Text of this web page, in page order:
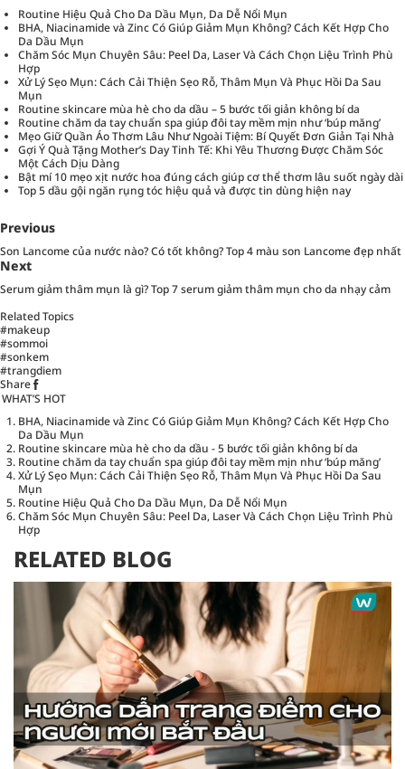
Routine Hiệu Quả Cho Da Dầu Mụn, Da Dễ Nổi Mụn
BHA, Niacinamide và Zinc Có Giúp Giảm Mụn Không? Cách Kết Hợp Cho
Da Dầu Mụn
Chăm Sóc Mụn Chuyên Sâu: Peel Da, Laser Và Cách Chọn Liệu Trình Phù
Hợp
Xử Lý Sẹo Mụn: Cách Cải Thiện Sẹo Rỗ, Thâm Mụn Và Phục Hồi Da Sau
Mụn
Routine skincare mùa hè cho da dầu – 5 bước tối giản không bí da
Routine chăm da tay chuẩn spa giúp đôi tay mềm mịn như ‘búp măng’
Mẹo Giữ Quần Áo Thơm Lâu Như Ngoài Tiệm: Bí Quyết Đơn Giản Tại Nhà
Gợi Ý Quà Tặng Mother’s Day Tinh Tế: Khi Yêu Thương Được Chăm Sóc
Một Cách Dịu Dàng
Bật mí 10 mẹo xịt nước hoa đúng cách giúp cơ thể thơm lâu suốt ngày dài
Top 5 dầu gội ngăn rụng tóc hiệu quả và được tin dùng hiện nay
Previous
Son Lancome của nước nào? Có tốt không? Top 4 màu son Lancome đẹp nhất
Next
Serum giảm thâm mụn là gì? Top 7 serum giảm thâm mụn cho da nhạy cảm
Related Topics
#makeup
#sommoi
#sonkem
#trangdiem
Share
WHAT’S HOT
BHA, Niacinamide và Zinc Có Giúp Giảm Mụn Không? Cách Kết Hợp Cho
Da Dầu Mụn
Routine skincare mùa hè cho da dầu - 5 bước tối giản không bí da
Routine chăm da tay chuẩn spa giúp đôi tay mềm mịn như ‘búp măng’
Xử Lý Sẹo Mụn: Cách Cải Thiện Sẹo Rỗ, Thâm Mụn Và Phục Hồi Da Sau
Mụn
Routine Hiệu Quả Cho Da Dầu Mụn, Da Dễ Nổi Mụn
Chăm Sóc Mụn Chuyên Sâu: Peel Da, Laser Và Cách Chọn Liệu Trình Phù
Hợp
RELATED BLOG